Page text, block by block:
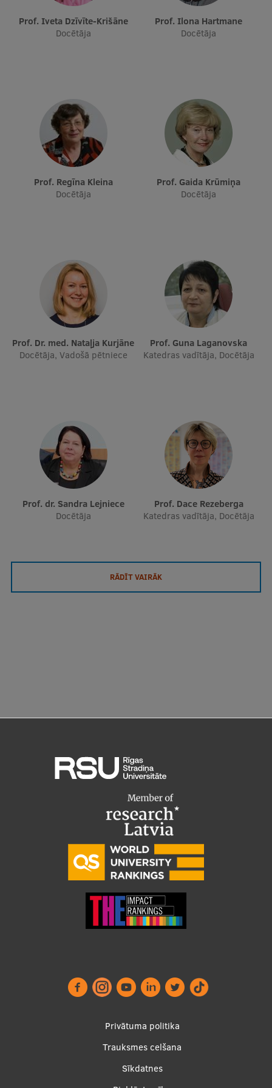
Starptautiskā sadarbība
Starptautiskie sadarbības partneri
EURAXESS RSU kontaktpunkts
EATRIS koordinators Latvijā
Prof. Iveta Dzīvīte-Krišāne
Docētāja
Prof. Ilona Hartmane
Docētāja
Prof. Regīna Kleina
Docētāja
Prof. Gaida Krūmiņa
Docētāja
Prof. Dr. med. Nataļja Kurjāne
Docētāja, Vadošā pētniece
Prof. Guna Laganovska
Katedras vadītāja, Docētāja
Prof. dr. Sandra Lejniece
Docētāja
Prof. Dace Rezeberga
Katedras vadītāja, Docētāja
RĀDĪT VAIRĀK
Privātuma politika
Trauksmes celšana
Sīkdatnes